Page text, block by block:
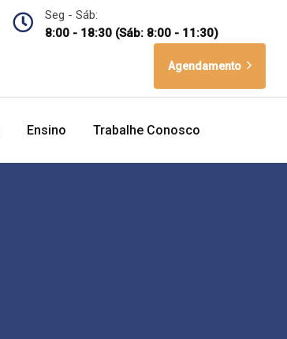
Seg - Sáb:
8:00 - 18:30 (Sáb: 8:00 - 11:30)
Agendamento
Ensino Trabalhe Conosco